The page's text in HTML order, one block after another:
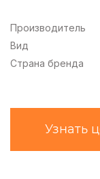
Производитель
Вид
Страна бренда
Узнать